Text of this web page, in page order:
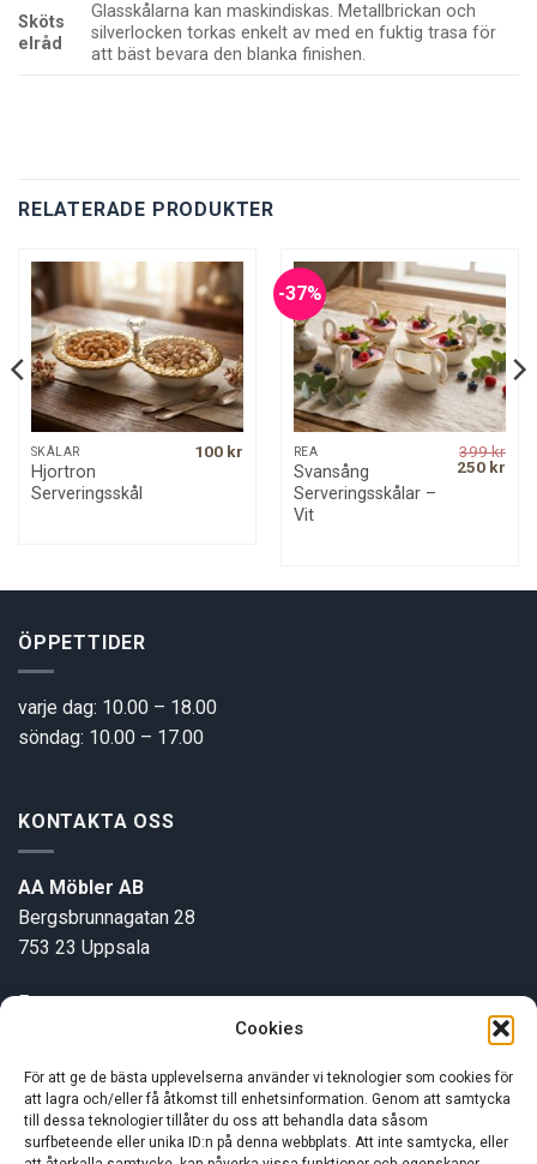
Cookies
För att ge de bästa upplevelserna använder vi teknologier som cookies för
att lagra och/eller få åtkomst till enhetsinformation. Genom att samtycka
till dessa teknologier tillåter du oss att behandla data såsom
surfbeteende eller unika ID:n på denna webbplats. Att inte samtycka, eller
Sköts
elråd
Glasskålarna kan maskindiskas. Metallbrickan och
silverlocken torkas enkelt av med en fuktig trasa för
att bäst bevara den blanka finishen.
RELATERADE PRODUKTER
SKÅLAR
Hjortron
Serveringsskål
100 kr
-37%
REA
Svansång
Serveringsskålar –
Vit
399kr
Original
250 kr
ÖPPETTIDER
varje dag: 10.00 – 18.00
söndag: 10.00 – 17.00
KONTAKTA OSS
AA Möbler AB
Bergsbrunnagatan 28
753 23 Uppsala
E-post:
INFORMATION